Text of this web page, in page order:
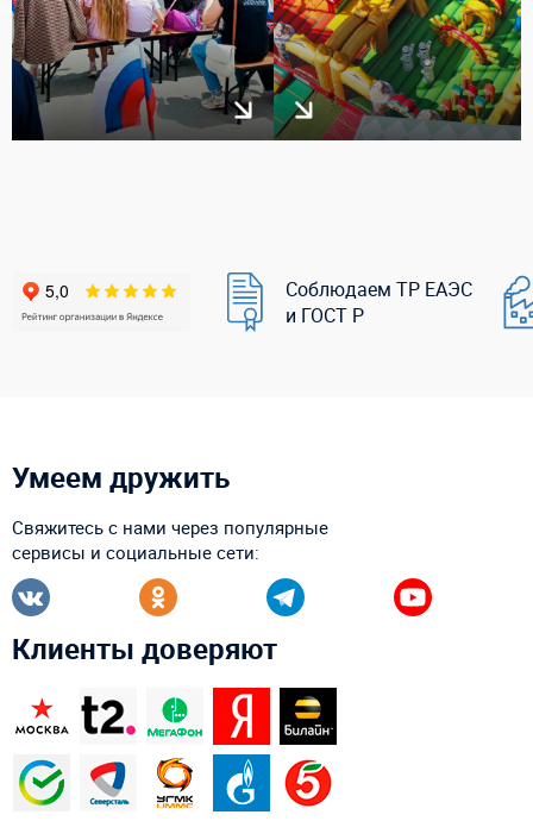
Соблюдаем ТР ЕАЭС
и ГОСТ Р
Умеем дружить
Свяжитесь с нами через популярные
сервисы и социальные сети:
Клиенты доверяют